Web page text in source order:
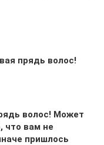
прядь волос!
волос! Может
что вам не
пришлось